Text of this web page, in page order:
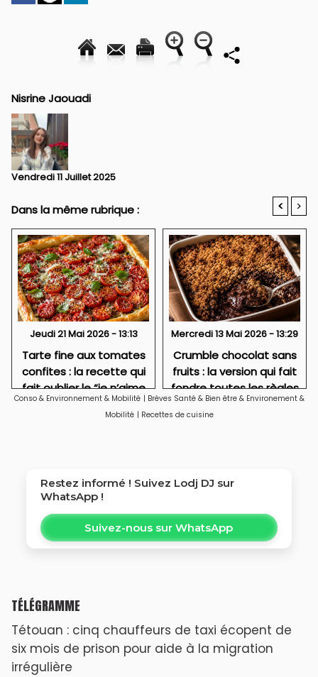
Nisrine Jaouadi
Vendredi 11 Juillet 2025
Dans la même rubrique : < >
Jeudi 21 Mai 2026 - 13:13
Tarte fine aux tomates
confites : la recette qui
fait oublier le “je n’aime
pas le vert”
Mercredi 13 Mai 2026 - 13:29
Crumble chocolat sans
fruits : la version qui fait
fondre toutes les règles
Conso & Environnement & Mobilité | Brèves Santé & Bien être & Environement &
Mobilité | Recettes de cuisine
Restez informé ! Suivez Lodj DJ sur
WhatsApp !
Suivez-nous sur WhatsApp
TÉLÉGRAMME
Tétouan : cinq chauffeurs de taxi écopent de
six mois de prison pour aide à la migration
irrégulière